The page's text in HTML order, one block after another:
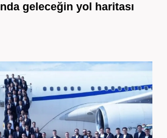
geleceğin yol haritası